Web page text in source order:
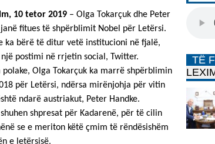
10 tetor 2019 – Оlga Тоkarçuk dhe Peter
janë fitues të shpërblimit Nobel për Letërsi.
ka bërë të ditur vetë institucioni në fjalë,
një postimi në rrjetin social, Twitter.
polake, Olga Tokarçuk ka marrë shpërblimin
për Letërsi, ndërsa mirënjohja për vitin
ndarë austriakut, Peter Handke.
shuhen shpresat për Kadarenë, për të cilin
se e meriton këtë çmim të rëndësishëm
e letërsisë.
TË